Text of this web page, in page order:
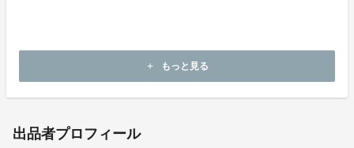
add もっと見る
出品者プロフィール